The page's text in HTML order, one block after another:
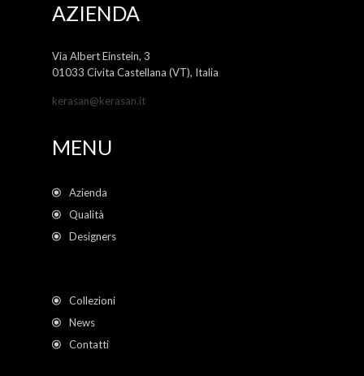
AZIENDA
Via Albert Einstein, 3
01033 Civita Castellana (VT), Italia
kerasan@kerasan.it
MENU
Azienda
Qualità
Designers
Collezioni
News
Contatti